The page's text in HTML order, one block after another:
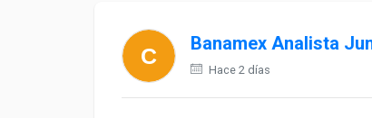
Banamex Analista
Hace 2 días